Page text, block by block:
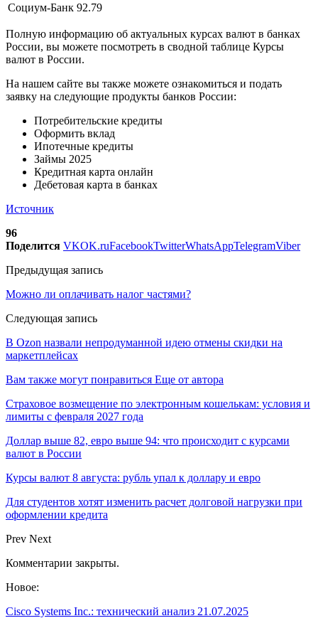
Социум-Банк 92.79
Полную информацию об актуальных курсах валют в банках
России, вы можете посмотреть в сводной таблице Курсы
валют в России.
На нашем сайте вы также можете ознакомиться и подать
заявку на следующие продукты банков России:
Потребительские кредиты
Оформить вклад
Ипотечные кредиты
Займы 2025
Кредитная карта онлайн
Дебетовая карта в банках
Источник
96
Поделится VKOK.ruFacebookTwitterWhatsAppTelegramViber
Предыдущая запись
Можно ли оплачивать налог частями?
Следующая запись
В Ozon назвали непродуманной идею отмены скидки на
маркетплейсах
Вам также могут понравиться Еще от автора
Страховое возмещение по электронным кошелькам: условия и
лимиты с февраля 2027 года
Доллар выше 82, евро выше 94: что происходит с курсами
валют в России
Курсы валют 8 августа: рубль упал к доллару и евро
Для студентов хотят изменить расчет долговой нагрузки при
оформлении кредита
Prev Next
Комментарии закрыты.
Новое:
Cisco Systems Inc.: технический анализ 21.07.2025